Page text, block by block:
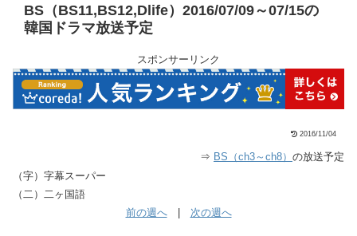
BS（BS11,BS12,Dlife）2016/07/09～07/15の
韓国ドラマ放送予定
スポンサーリンク
2016/11/04
⇒ BS（ch3～ch8） の放送予定
（字）字幕スーパー
（二）二ヶ国語
前の週へ| 次の週へ